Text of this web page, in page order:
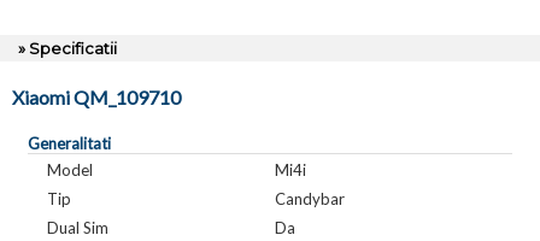
» Specificatii
Xiaomi QM_109710
Generalitati
Model
Mi4i
Tip
Candybar
Dual Sim
Da